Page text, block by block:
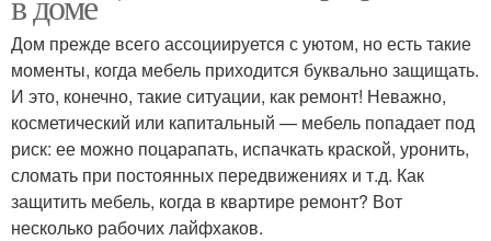
Дом прежде всего ассоциируется с уютом, но есть такие
моменты, когда мебель приходится буквально защищать.
И это, конечно, такие ситуации, как ремонт! Неважно,
косметический или капитальный — мебель попадает под
риск: ее можно поцарапать, испачкать краской, уронить,
сломать при постоянных передвижениях и т.д. Как
защитить мебель, когда в квартире ремонт? Вот
несколько рабочих лайфхаков.